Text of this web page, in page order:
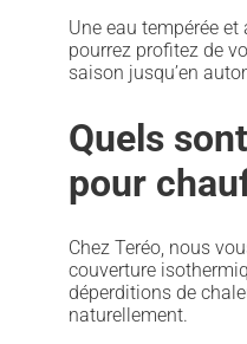
Une eau tempérée
pourrez profitez de
saison jusqu’en
Quels
pour
Chez Teréo, nous
couverture
déperditions de
naturellement.